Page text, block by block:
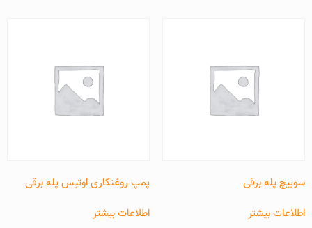
سوییچ پله برقی
اطلاعات بیشتر
پمپ روغنکاری اوتیس پله برقی
اطلاعات بیشتر